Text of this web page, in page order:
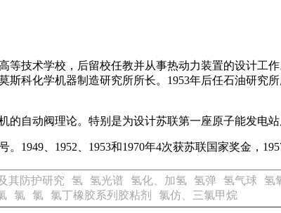
等技术学校，后留校任教并从事热动力装置的设计工
斯科化学机器制造研究所所长。1953年后任石油研究
自动阀理论。特别是为设计苏联第一座原子能发电
1949、1952、1953和1970年4次获苏联国家奖金，
其防护研究 氢 氢光谱 氢化、加氢 氢弹 氢气球 氢
氯 氯 氯丁橡胶系列胶粘剂 氯仿、三氯甲烷